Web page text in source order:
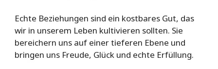
Echte Beziehungen sind ein kostbares Gut, das
wir in unserem Leben kultivieren sollten. Sie
bereichern uns auf einer tieferen Ebene und
bringen uns Freude, Glück und echte Erfüllung.